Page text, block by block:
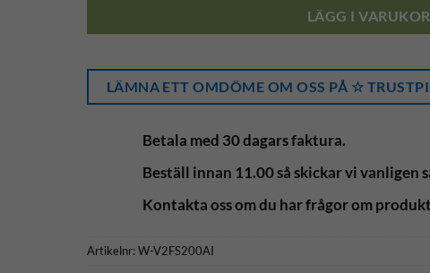
LÄGG I
LÄMNA ETT OMDÖME OM OSS PÅ ☆
Betala med 30 dagars faktura.
Beställ innan 11.00 så skickar vi vanligen
Kontakta oss om du har frågor om
Artikelnr:W-V2FS200AI